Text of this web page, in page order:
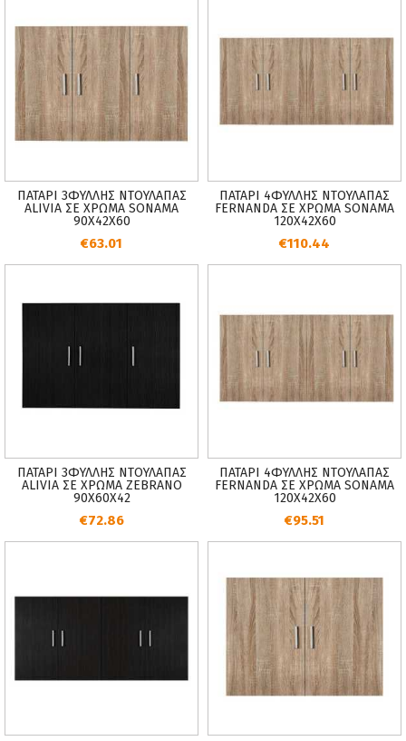
ΧΡΩΜΑ
ΓΚΡΙ
ΜΠΛΕ
ZEBRANO
SONOMA
ΥΛΙΚΟ
ΜΕΛΑΜΙΝΗ
ΕΠΙΠΛΕΟΝ
ΜΕ ΑΠΟΘΗΚΕΥΤΙΚΟ ΧΩΡΟ
TΙΜΗ
ΠΑΤΑΡΙ 3ΦΥΛΛΗΣ ΝΤΟΥΛΑΠΑΣ
ALIVIA ΣΕ ΧΡΩΜΑ SONAMA
90X42X60
€63.01
ΠΑΤΑΡΙ 4ΦΥΛΛΗΣ ΝΤΟΥΛΑΠΑΣ
FERNANDA ΣΕ ΧΡΩΜΑ SONAMA
120Χ42Χ60
€110.44
ΠΑΤΑΡΙ 3ΦΥΛΛΗΣ ΝΤΟΥΛΑΠΑΣ
ALIVIA ΣΕ ΧΡΩΜΑ ZEBRANO
90Χ60Χ42
€72.86
ΠΑΤΑΡΙ 4ΦΥΛΛΗΣ ΝΤΟΥΛΑΠΑΣ
FERNANDA ΣΕ ΧΡΩΜΑ SONAMA
120Χ42Χ60
€95.51